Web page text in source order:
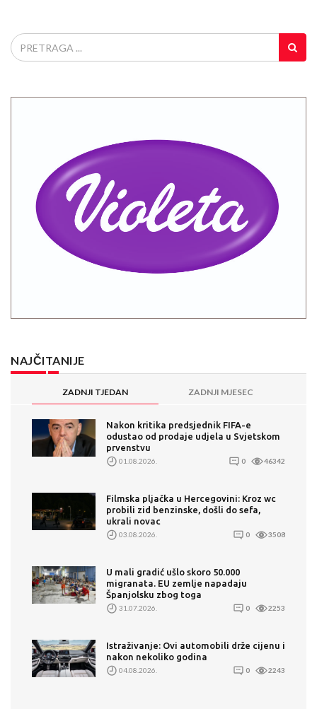
NAJČITANIJE
ZADNJI TJEDAN ZADNJI MJESEC
Nakon kritika predsjednik FIFA-e
odustao od prodaje udjela u Svjetskom
prvenstvu
01.08.2026. 0 46342
Filmska pljačka u Hercegovini: Kroz wc
probili zid benzinske, došli do sefa,
ukrali novac
03.08.2026. 0 3508
U mali gradić ušlo skoro 50.000
migranata. EU zemlje napadaju
Španjolsku zbog toga
31.07.2026. 0 2253
Istraživanje: Ovi automobili drže cijenu i
nakon nekoliko godina
04.08.2026. 0 2243